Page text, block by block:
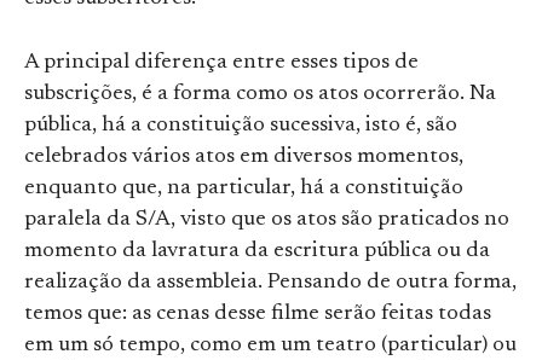
A principal diferença entre esses tipos de
subscrições, é a forma como os atos ocorrerão. Na
pública, há a constituição sucessiva, isto é, são
celebrados vários atos em diversos momentos,
enquanto que, na particular, há a constituição
paralela da S/A, visto que os atos são praticados no
momento da lavratura da escritura pública ou da
realização da assembleia. Pensando de outra forma,
temos que: as cenas desse filme serão feitas todas
em um só tempo, como em um teatro (particular) ou